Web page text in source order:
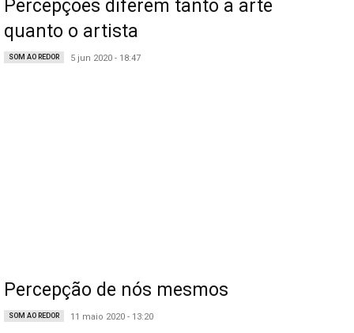
Percepções diferem tanto a arte
quanto o artista
SOM AO REDOR 5 jun 2020 - 18:47
Percepção de nós mesmos
SOM AO REDOR 11 maio 2020 - 13:20